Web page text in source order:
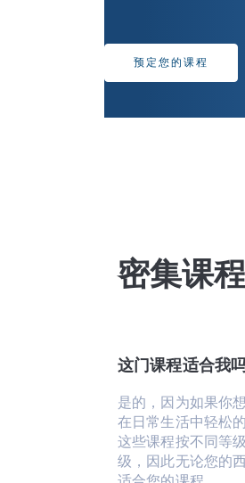
预定您的课程
密集课
这门课程适合我
是的，因为如果你
在日常生活中轻松的
这些课程按不同等
级，因此无论您的